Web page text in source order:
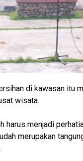
di kawasan itu
wisata.
harus menjadi
merupakan